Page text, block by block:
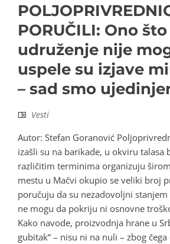
PORUČILI: Ono što
udruženje nije
uspele su izjave
– sad smo
Vesti
Autor: Stefan Goranović
izašli su na barikade, u okviru talasa
različitim terminima organizuju
mestu u Mačvi okupio se veliki broj
poručuju da su nezadovoljni
ne mogu da pokriju ni osnovne
Kako navode, proizvodnja hrane u
gubitak“ – nisu ni na nuli – zbog